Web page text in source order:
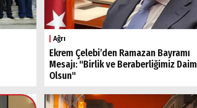
Ağrı
Ekrem Çelebi’den Ramazan Bayramı
Mesajı: "Birlik ve Beraberliğimiz Daim
Olsun"